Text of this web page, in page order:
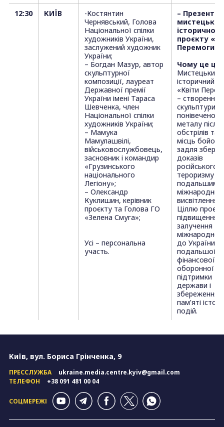
12:30
КИЇВ
-Костянтин
Чернявський, Голова
Національної спілки
художників України,
заслужений художник
України;
– Богдан Мазур, автор
скульптурної
композиції, лауреат
Державної премії
України імені Тараса
Шевченка, член
Національної спілки
художників України;
– Мамука
Мамулашвілі,
військовослужбовець,
засновник і командир
«Грузинського
національного
Легіону»;
– Олександр
Куклишин, керівник
проєкту та Голова ГО
«Зелена Смуга»;
Усі – персональна
участь.
–
історичного
проєкту
Перемоги»
Чому це
Мистецький
історичний
«Квіти
– створення
скульптури з
понівеченого
металу після
обстрілів та з
місць
задля
доказів
російського
тероризму з
подальшим
міжнародним
висвітленням.
Ціллю
підвищення
залучення
міжнародної
до України,
подальшої
фінансової
оборонної
підтримки
держави і
збереження
пам’яті
подій.
Київ, вул. Бориса Грінченка, 9
ПРЕССЛУЖБА
ukraine.media.centre.kyiv@gmail.com
ТЕЛЕФОН
+38 091 481 00 04
СОЦМЕРЕЖІ